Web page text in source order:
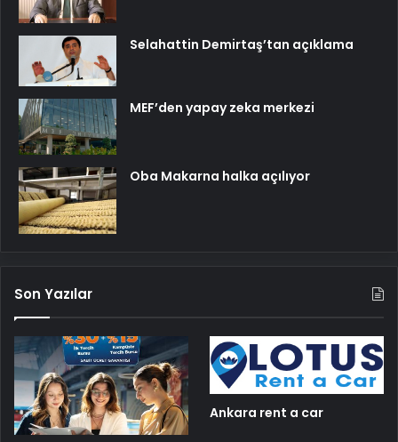
Selahattin Demirtaş’tan açıklama
MEF’den yapay zeka merkezi
Oba Makarna halka açılıyor
Son Yazılar
Ankara rent a car